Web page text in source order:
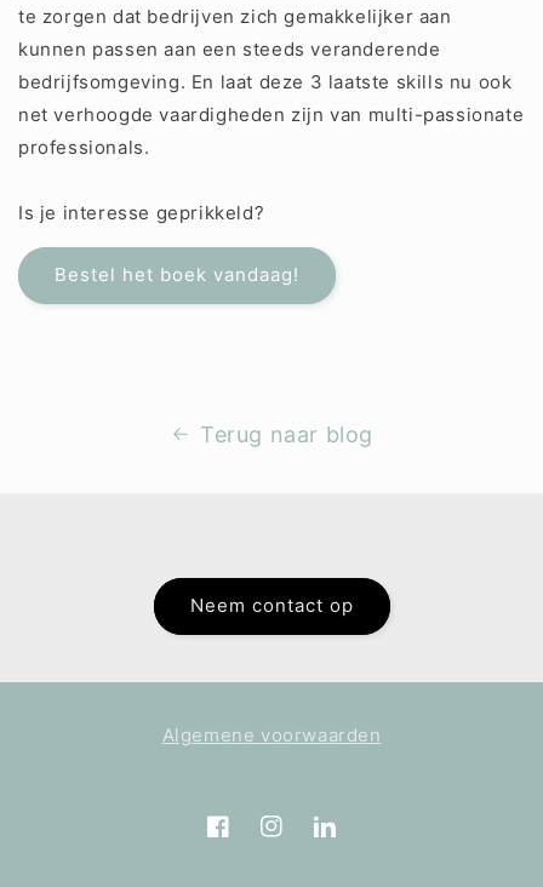
te zorgen dat bedrijven zich gemakkelijker aan
kunnen passen aan een steeds veranderende
bedrijfsomgeving. En laat deze 3 laatste skills nu ook
net verhoogde vaardigheden zijn van multi-passionate
professionals.
Is je interesse geprikkeld?
Bestel het boek vandaag!
Terug naar blog
Neem contact op
Algemene voorwaarden
FacebookInstagramTranslation